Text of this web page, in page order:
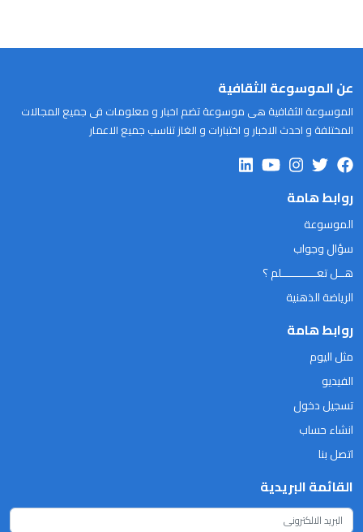
عن الموسوعة الثقافية
الموسوعة الثقافية هى موسوعة تضم اخبار و معلومات فى جميع المجالات
المختلفة و احدث الاخبار و اختبارات و الغاز تناسب جميع الاعمار
روابط هامة
الموسوعة
سؤال وجواب
هــل تعـــــــــــلم ؟
الرياضة الذهنية
روابط هامة
مثل اليوم
الفيديو
تسجيل دخول
انشاء حساب
اتصل بنا
القائمة البريدية